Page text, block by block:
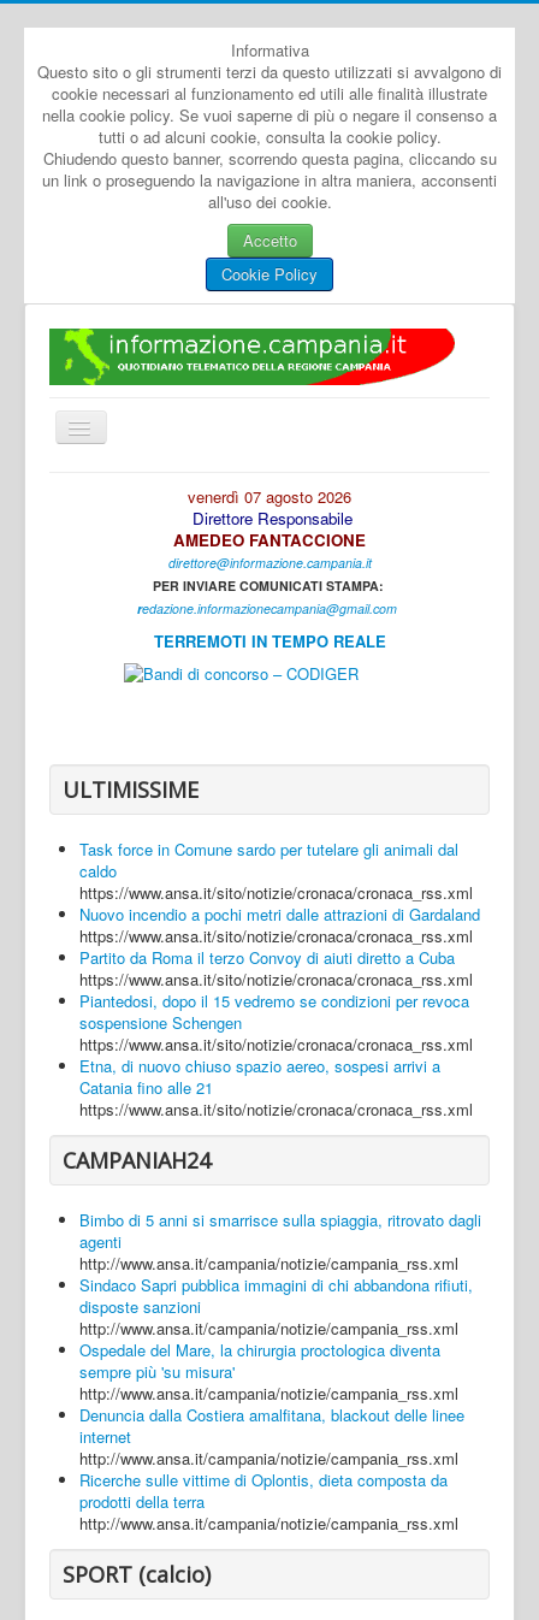
Informativa
Questo sito o gli strumenti terzi da questo utilizzati si avvalgono di
cookie necessari al funzionamento ed utili alle finalità illustrate
nella cookie policy. Se vuoi saperne di più o negare il consenso a
tutti o ad alcuni cookie, consulta la cookie policy.
Chiudendo questo banner, scorrendo questa pagina, cliccando su
un link o proseguendo la navigazione in altra maniera, acconsenti
all'uso dei cookie.
Accetto
Cookie Policy
Cambia
navigazione
Caserta
Napoli
Salerno
Login
venerdì 07 agosto 2026
Direttore Responsabile
AMEDEO FANTACCIONE
direttore@informazione.campania.it
PER INVIARE COMUNICATI STAMPA:
redazione.informazionecampania@gmail.com
TERREMOTI IN TEMPO REALE
ULTIMISSIME
Task force in Comune sardo per tutelare gli animali dal
caldo
https://www.ansa.it/sito/notizie/cronaca/cronaca_rss.xml
Nuovo incendio a pochi metri dalle attrazioni di Gardaland
https://www.ansa.it/sito/notizie/cronaca/cronaca_rss.xml
Partito da Roma il terzo Convoy di aiuti diretto a Cuba
https://www.ansa.it/sito/notizie/cronaca/cronaca_rss.xml
Piantedosi, dopo il 15 vedremo se condizioni per revoca
sospensione Schengen
https://www.ansa.it/sito/notizie/cronaca/cronaca_rss.xml
Etna, di nuovo chiuso spazio aereo, sospesi arrivi a
Catania fino alle 21
https://www.ansa.it/sito/notizie/cronaca/cronaca_rss.xml
CAMPANIAH24
Bimbo di 5 anni si smarrisce sulla spiaggia, ritrovato dagli
agenti
http://www.ansa.it/campania/notizie/campania_rss.xml
Sindaco Sapri pubblica immagini di chi abbandona rifiuti,
disposte sanzioni
http://www.ansa.it/campania/notizie/campania_rss.xml
Ospedale del Mare, la chirurgia proctologica diventa
sempre più 'su misura'
http://www.ansa.it/campania/notizie/campania_rss.xml
Denuncia dalla Costiera amalfitana, blackout delle linee
internet
http://www.ansa.it/campania/notizie/campania_rss.xml
Ricerche sulle vittime di Oplontis, dieta composta da
prodotti della terra
http://www.ansa.it/campania/notizie/campania_rss.xml
SPORT (calcio)